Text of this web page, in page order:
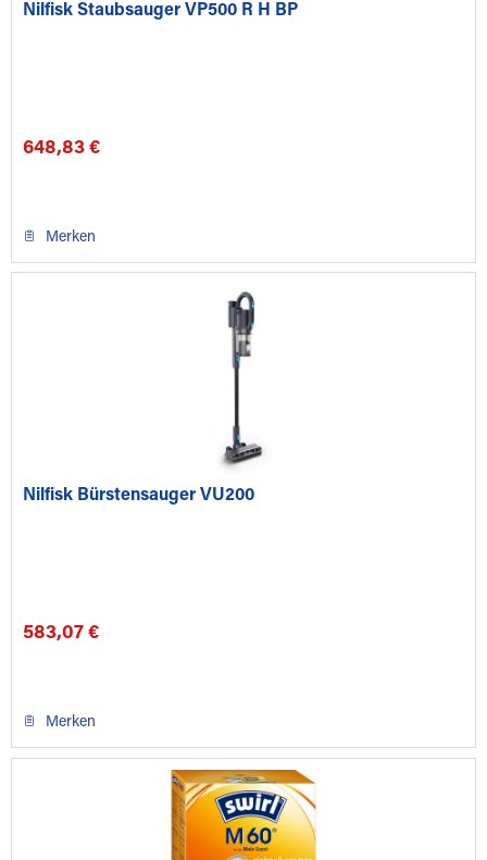
Nilfisk Staubsauger VP500 R H BP
648,83 €
Merken
Nilfisk Bürstensauger VU200
583,07 €
Merken